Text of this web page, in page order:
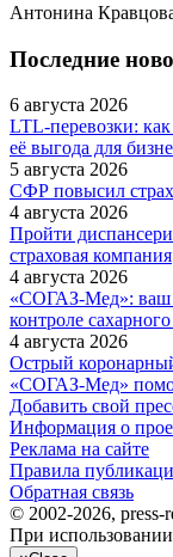
Антонина
Последние
6 августа 2026
LTL‑перевозки:
её выгода для
5 августа 2026
СФР повысил
4 августа 2026
Пройти
страховая компания
4 августа 2026
«СОГАЗ‑Мед»: ваш
контроле
4 августа 2026
Острый
«СОГАЗ‑Мед»
Добавить свой
Информация о
Реклама на сайте
Правила
Обратная связь
© 2002-2026, press-
При использовании